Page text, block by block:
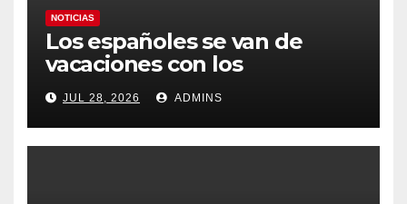
NOTICIAS
Los españoles se van de
vacaciones con los
carburantes hasta un 21%
más caros que el año pasado
y los hoteles disparados
JUL 28, 2026 ADMINS